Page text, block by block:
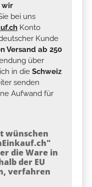
wir
bei uns
Konto
Kunde
Versand ab 250
über
in die Schweiz
senden
Aufwand für
wünschen
die Ware in
der EU
verfahren